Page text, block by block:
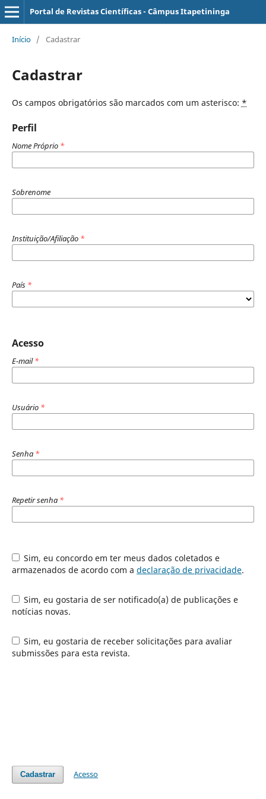
Portal de Revistas Científicas - Câmpus Itapetininga
Início / Cadastrar
Cadastrar
Os campos obrigatórios são marcados com um asterisco: *
Perfil
Nome Próprio *
Sobrenome
Instituição/Afiliação *
País *
Acesso
E-mail*
Usuário *
Senha *
Repetir senha *
Sim, eu concordo em ter meus dados coletados e
armazenados de acordo com a declaração de privacidade.
Sim, eu gostaria de ser notificado(a) de publicações e
notícias novas.
Sim, eu gostaria de receber solicitações para avaliar
submissões para esta revista.
Cadastrar Acesso